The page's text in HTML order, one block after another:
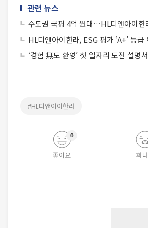
관련 뉴스
수도권 국평 4억 원대…HL디앤아이한
HL디앤아이한라, ESG 평가 ‘A+’ 등
‘경험 無도 환영’ 첫 일자리 도전 설명서
#HL디앤아이한라
좋아요
0
화